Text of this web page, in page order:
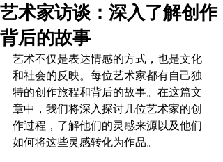
艺术家访谈：深入了解创作
背后的故事
艺术不仅是表达情感的方式，也是文化
和社会的反映。每位艺术家都有自己独
特的创作旅程和背后的故事。在这篇文
章中，我们将深入探讨几位艺术家的创
作过程，了解他们的灵感来源以及他们
如何将这些灵感转化为作品。